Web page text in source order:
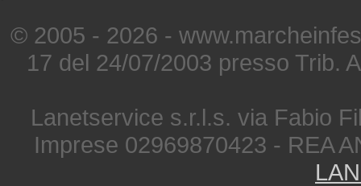
© 2005 - 2026 -
17 del 24/07/2003 presso Trib.
Lanetservice s.r.l.s. via Fabio
Imprese 02969870423 - REA